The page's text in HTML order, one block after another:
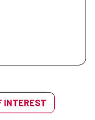
INTEREST